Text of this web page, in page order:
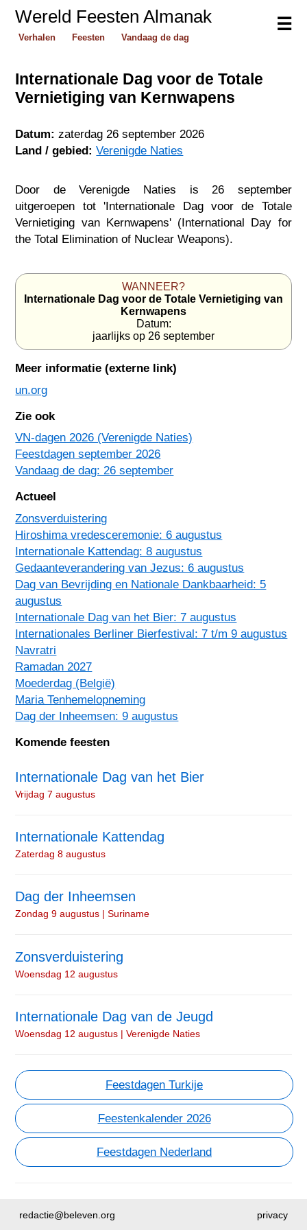
☰
Wereld Feesten Almanak
Verhalen Feesten Vandaag de dag
Internationale Dag voor de Totale
Vernietiging van Kernwapens
Datum: zaterdag 26 september 2026
Land / gebied: Verenigde Naties
Door de Verenigde Naties is 26 september
uitgeroepen tot 'Internationale Dag voor de Totale
Vernietiging van Kernwapens' (International Day for
the Total Elimination of Nuclear Weapons).
WANNEER?
Internationale Dag voor de Totale Vernietiging van
Kernwapens
Datum:
jaarlijks op 26 september
Meer informatie (externe link)
un.org
Zie ook
VN-dagen 2026 (Verenigde Naties)
Feestdagen september 2026
Vandaag de dag: 26 september
Actueel
Zonsverduistering
Hiroshima vredesceremonie: 6 augustus
Internationale Kattendag: 8 augustus
Gedaanteverandering van Jezus: 6 augustus
Dag van Bevrijding en Nationale Dankbaarheid: 5
augustus
Internationale Dag van het Bier: 7 augustus
Internationales Berliner Bierfestival: 7 t/m 9 augustus
Navratri
Ramadan 2027
Moederdag (België)
Maria Tenhemelopneming
Dag der Inheemsen: 9 augustus
Komende feesten
Internationale Dag van het Bier
Vrijdag 7 augustus
Internationale Kattendag
Zaterdag 8 augustus
Dag der Inheemsen
Zondag 9 augustus | Suriname
Zonsverduistering
Woensdag 12 augustus
Internationale Dag van de Jeugd
Woensdag 12 augustus | Verenigde Naties
Feestdagen Turkije
Feestenkalender 2026
Feestdagen Nederland
privacy
redactie@beleven.org